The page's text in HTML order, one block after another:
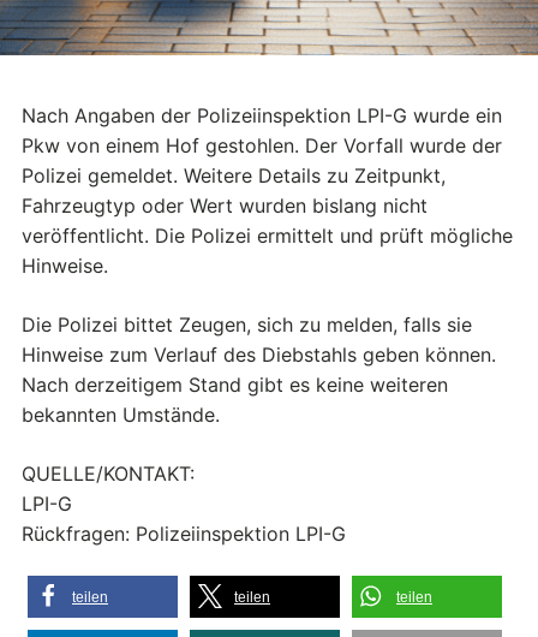
Nach Angaben der Polizeiinspektion LPI-G wurde ein
Pkw von einem Hof gestohlen. Der Vorfall wurde der
Polizei gemeldet. Weitere Details zu Zeitpunkt,
Fahrzeugtyp oder Wert wurden bislang nicht
veröffentlicht. Die Polizei ermittelt und prüft mögliche
Hinweise.
Die Polizei bittet Zeugen, sich zu melden, falls sie
Hinweise zum Verlauf des Diebstahls geben können.
Nach derzeitigem Stand gibt es keine weiteren
bekannten Umstände.
QUELLE/KONTAKT:
LPI-G
Rückfragen: Polizeiinspektion LPI-G
teilen teilen teilen